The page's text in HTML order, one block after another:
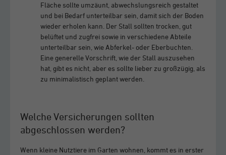
Fläche sollte umzäunt, abwechslungsreich gestaltet
und bei Bedarf unterteilbar sein, damit sich der Boden
wieder erholen kann. Der Stall sollten trocken, gut
belüftet und zugfrei sowie in verschiedene Abteile
unterteilbar sein, wie Abferkel- oder Eberbuchten.
Eine generelle Vorschrift, wie der Stall auszusehen
hat, gibt es nicht, aber es sollte lieber zu großzügig, als
zu minimalistisch geplant werden.
Welche Versicherungen sollten
abgeschlossen werden?
Wenn kleine Nutztiere im Garten wohnen, kommt es in erster